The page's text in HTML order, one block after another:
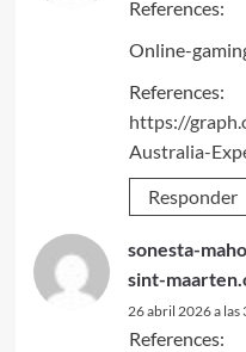
References:
Online-
References:
https://
Australia-
Responder
sonesta-
sint-
26 abril 2026 a las
References: